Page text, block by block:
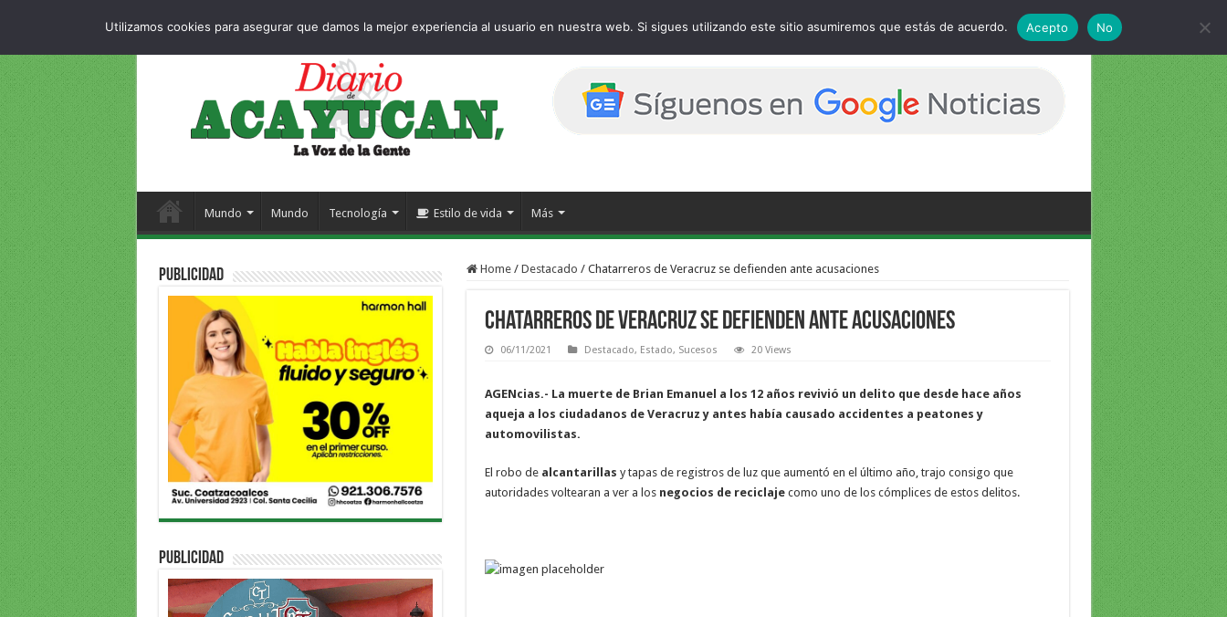
Mundo Mundo Tecnología Estilo de vida Más
Home / Destacado / Chatarreros de Veracruz se defienden ante acusaciones
Chatarreros de Veracruz se defienden ante acusaciones
06/11/2021 Destacado, Estado, Sucesos 20 Views
AGENcias.- La muerte de Brian Emanuel a los 12 años revivió un delito que desde hace años
aqueja a los ciudadanos de Veracruz y antes había causado accidentes a peatones y
automovilistas.
El robo de alcantarillas y tapas de registros de luz que aumentó en el último año, trajo consigo que
autoridades voltearan a ver a los negocios de reciclajecomo uno de los cómplices de estos delitos.
PUBLICIDAD
PUBLICIDAD
Utilizamos cookies para asegurar que damos la mejor experiencia al usuario en nuestra web. Si sigues utilizando este sitio asumiremos que estás de acuerdo. Acepto No